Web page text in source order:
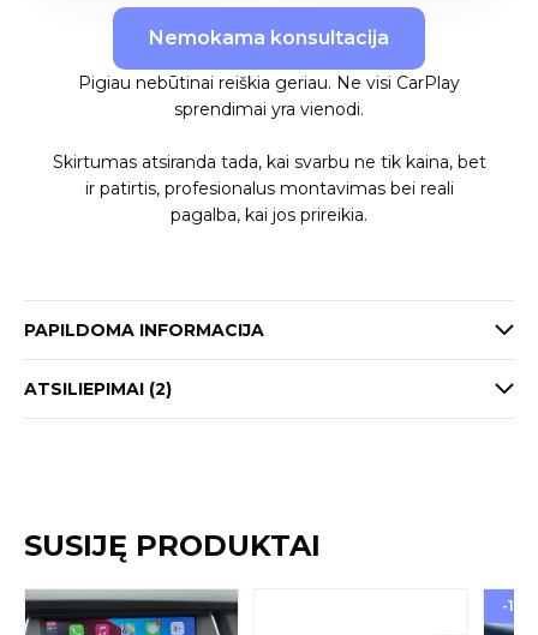
Nemokama konsultacija
Pigiau nebūtinai reiškia geriau. Ne visi CarPlay
sprendimai yra vienodi.
Skirtumas atsiranda tada, kai svarbu ne tik kaina, bet
ir patirtis, profesionalus montavimas bei reali
pagalba, kai jos prireikia.
PAPILDOMA INFORMACIJA
ATSILIEPIMAI (2)
SUSIJĘ PRODUKTAI
-17%